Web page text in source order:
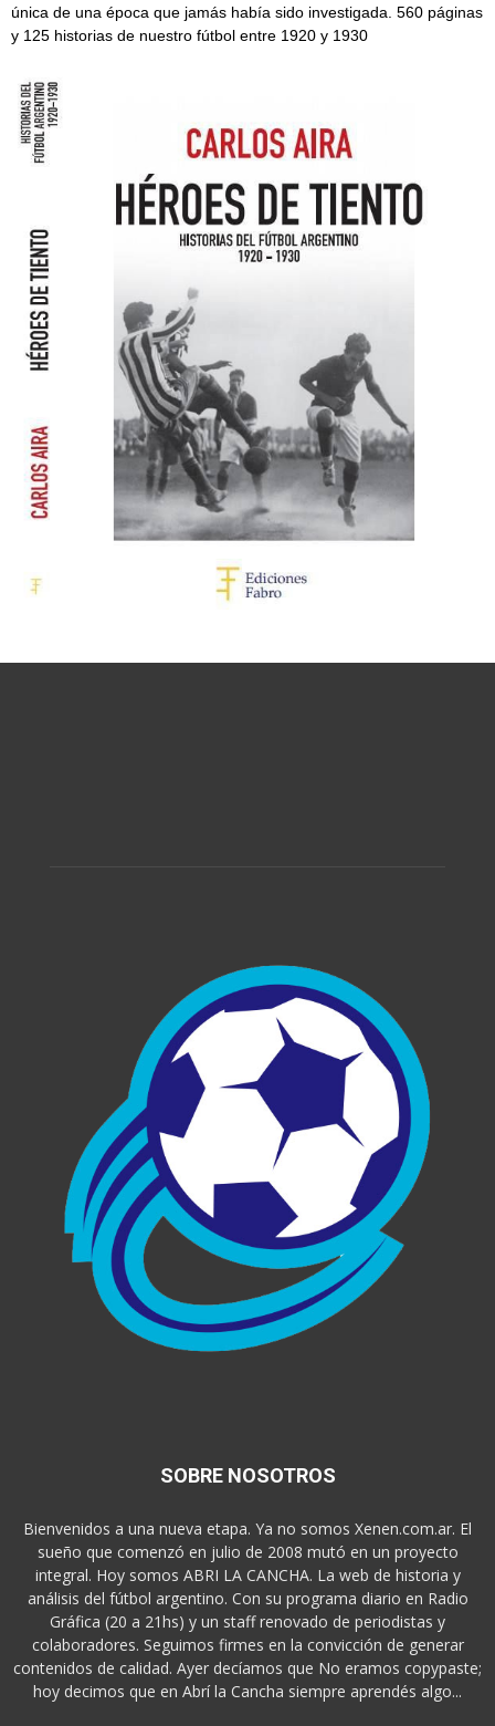
única de una época que jamás había sido investigada. 560 páginas
y 125 historias de nuestro fútbol entre 1920 y 1930
SOBRE NOSOTROS
Bienvenidos a una nueva etapa. Ya no somos Xenen.com.ar. El
sueño que comenzó en julio de 2008 mutó en un proyecto
integral. Hoy somos ABRI LA CANCHA. La web de historia y
análisis del fútbol argentino. Con su programa diario en Radio
Gráfica (20 a 21hs) y un staff renovado de periodistas y
colaboradores. Seguimos firmes en la convicción de generar
contenidos de calidad. Ayer decíamos que No eramos copypaste;
hoy decimos que en Abrí la Cancha siempre aprendés algo...